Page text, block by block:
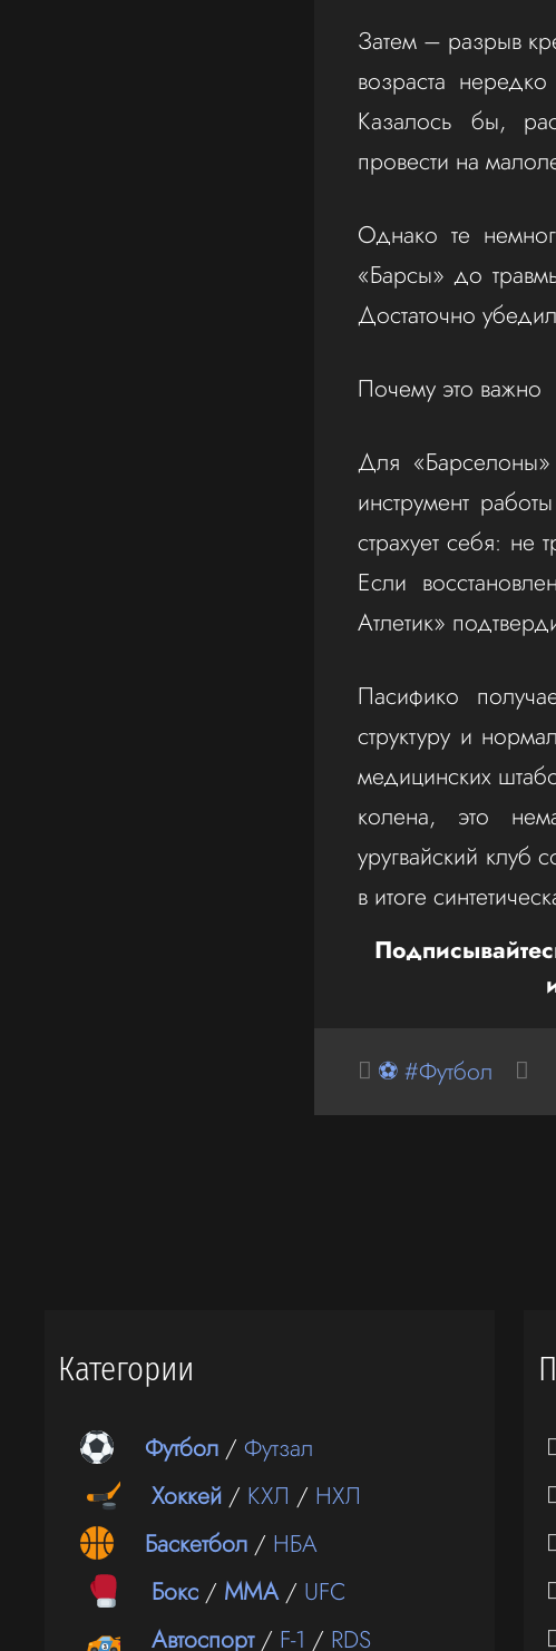
Затем – разрыв
возраста
Казалось бы,
провести на
Однако те
«Барсы» до
Достаточно
Почему это важно
Для
инструмент
страхует себя: не
Если
Атлетик»
Пасифико
структуру и
медицинских
колена, это
уругвайский клуб
в итоге
⚽ #Футбол
Категории
Футбол /Футзал
Хоккей / КХЛ / НХЛ
Баскетбол / НБА
Бокс / ММА/ UFC
Автоспорт/ F-1 / RDS